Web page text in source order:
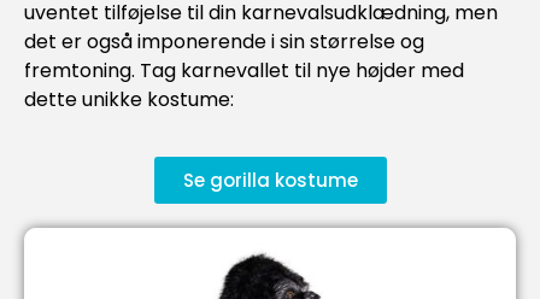
uventet tilføjelse til din karnevalsudklædning, men
det er også imponerende i sin størrelse og
fremtoning. Tag karnevallet til nye højder med
dette unikke kostume:
Se gorilla kostume